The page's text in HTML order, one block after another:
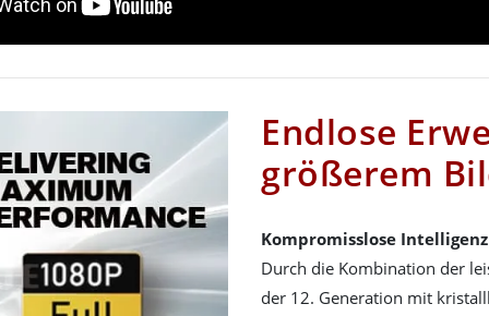
Endlose
größerem
Kompromisslose
Durch die Kombination der
der 12. Generation mit